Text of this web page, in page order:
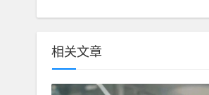
相关文章